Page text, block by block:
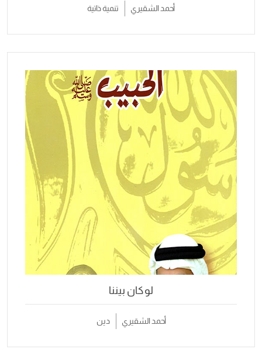
أحمد الشقيري تنمية ذاتية
لو كان بيننا
أحمد الشقيري دين